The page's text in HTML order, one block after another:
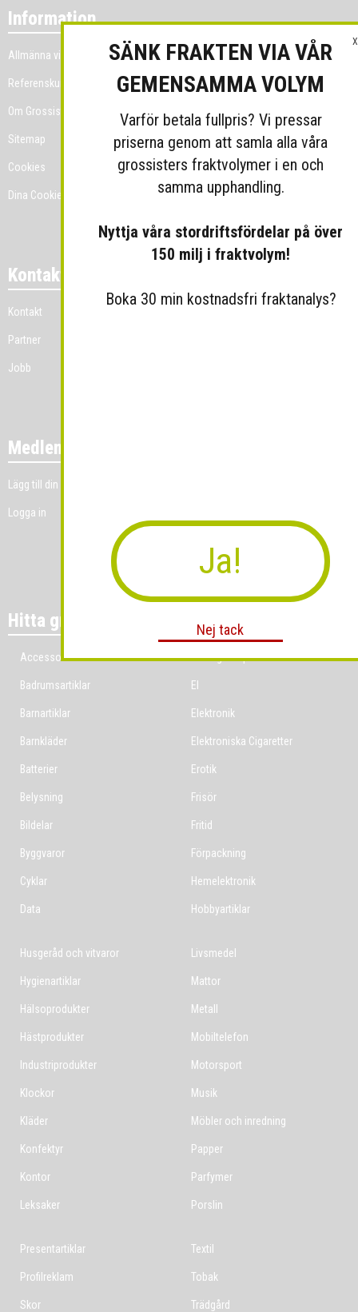
Information
Allmänna villkor
Referenskunder
Om Grossist.se
Sitemap
Cookies
Dina Cookie-prefenser
Kontakt
Kontakt
Partner
Jobb
Medlemmar
Lägg till din grossistverksamhet
Logga in
Hitta grossist per bransch
Accessoarer
Badrumsartiklar
Barnartiklar
Barnkläder
Batterier
Belysning
Bildelar
Byggvaror
Cyklar
Data
Ekologiska produkter
El
Elektronik
Elektroniska Cigaretter
Erotik
Frisör
Fritid
Förpackning
Hemelektronik
Hobbyartiklar
Husgeråd och vitvaror
Hygienartiklar
Hälsoprodukter
Hästprodukter
Industriprodukter
Klockor
Kläder
Konfektyr
Kontor
Leksaker
Livsmedel
Mattor
Metall
Mobiltelefon
Motorsport
Musik
Möbler och inredning
Papper
Parfymer
Porslin
Presentartiklar
Profilreklam
Skor
Textil
Tobak
Trädgård
X
SÄNK FRAKTEN VIA VÅR
GEMENSAMMA VOLYM
Varför betala fullpris? Vi pressar
priserna genom att samla alla våra
grossisters fraktvolymer i en och
samma upphandling.
Nyttja våra stordriftsfördelar på över
150 milj i fraktvolym!
Boka 30 min kostnadsfri fraktanalys?
Ja!
Nej tack